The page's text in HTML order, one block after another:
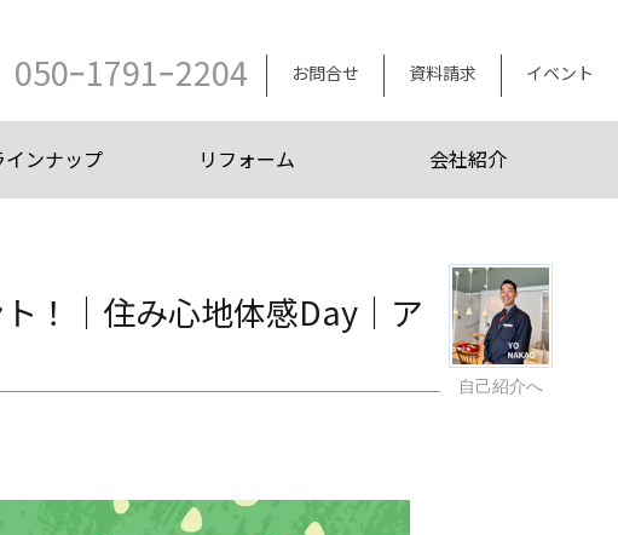
050ｰ1791ｰ2204 お問合せ 資料請求 イベント
インナップ リフォーム 会社紹介
自己紹介へ
！｜住み心地体感Day｜ア